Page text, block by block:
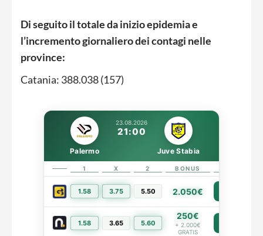
Di seguito il totale da inizio epidemia e
l’incremento giornaliero dei contagi nelle
province:
Catania: 388.038 (157)
23.08.2026
21:00
Palermo Juve Stabia
1 X 2 BONUS
1.58 3.75 5.50 2.050€
1.58 3.65 5.60
250€
+ 2.000€
GRATIS